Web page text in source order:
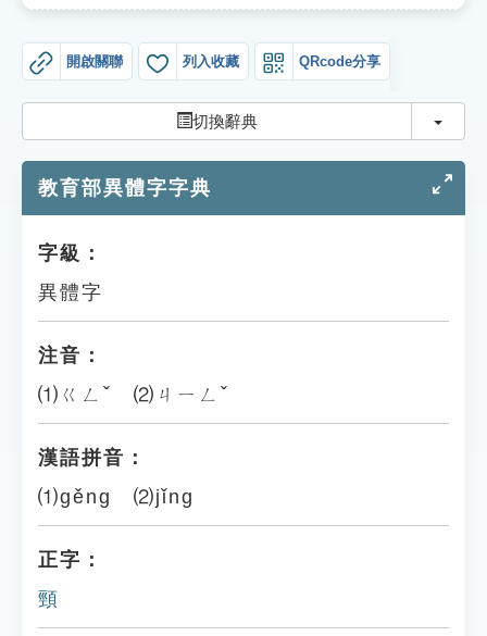
貓頭鷹博士
開啟關聯 列入收藏 QRcode分享
切換辭典 切換
教育部異體字字典
字級：
異體字
注音：
⑴ㄍㄥˇ ⑵ㄐㄧㄥˇ
漢語拼音：
⑴gěng ⑵jǐng
正字：
頸